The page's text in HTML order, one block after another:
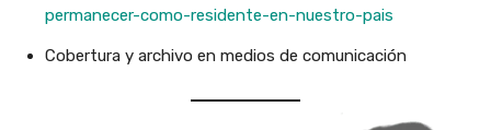
permanecer-como-residente-en-nuestro-pais
Cobertura y archivo en medios de comunicación